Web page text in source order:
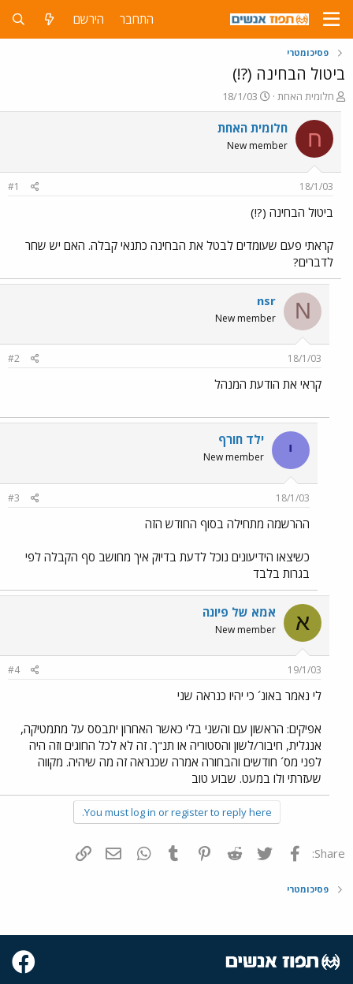
התחבר הירשם
פסיכומטרי
ביטול הבחינה (?!)
פ
ו
ת
ח
ה
ש
א
חלומית האחת
פ
ו
ר
ם
ר
18/1/03
ח חלומית האחת
New member
18/1/03
#1
ביטול הבחינה (?!)
קראתי פעם שעומדים לבטל את הבחינה כתנאי קבלה. האם יש שחר
לדברים?
N
nsr
New member
18/1/03
#2
קראי את הודעת המנהל
י ילד חורף
New member
18/1/03
#3
ההרשמה מתחילה בסוף החודש הזה
כשיצאו הידיעונים נוכל לדעת בדיוק איך מחושב סף הקבלה לפי
בגרות בלבד
א אמא של פיונה
New member
19/1/03
#4
לי נאמר באונ´ כי יהיו כנראה שני
אפיקים: הראשון עם והשני בלי כאשר האחרון יתבסס על מתמטיקה,
אנגלית, חיבור/לשון והסטוריה או תנ"ך. זה לא לכל החוגים וזה היה
לפני מס´ חודשים והבחורה אמרה שכנראה זה מה שיהיה. מקווה
שעזרתי ולו במעט. שבוע טוב
You must log in or register to reply here.
Share: פייסבוק Twitter
Reddit
Pinterest
Tumblr
WhatsAppדואר אלקטרוני
פסיכומטרי